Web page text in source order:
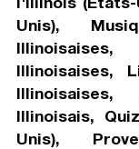
Unis),
Illinoisaises,
Illinoisais,
Unis),